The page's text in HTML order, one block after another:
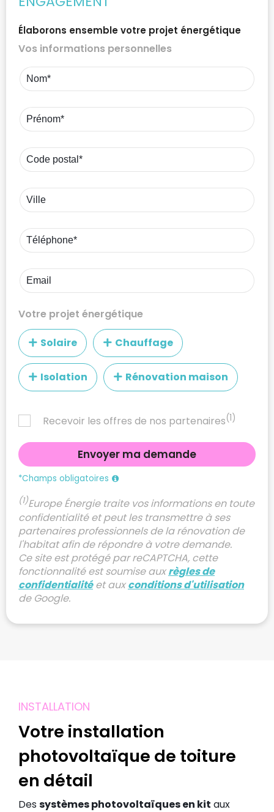
Élaborons ensemble votre projet énergétique
Vos informations personnelles
Votre projet énergétique
Solaire Chauffage
Isolation Rénovation maison
Recevoir les offres de nos partenaires(1)
*Champs obligatoires
(1)Europe Énergie traite vos informations en toute
confidentialité et peut les transmettre à ses
partenaires professionnels de la rénovation de
l'habitat afin de répondre à votre demande.
Ce site est protégé par reCAPTCHA, cette
fonctionnalité est soumise auxrègles de
confidentialitéet auxconditions d'utilisation
de Google.
INSTALLATION
Votre installation
photovoltaïque de toiture
en détail
Des systèmes photovoltaïques en kit aux